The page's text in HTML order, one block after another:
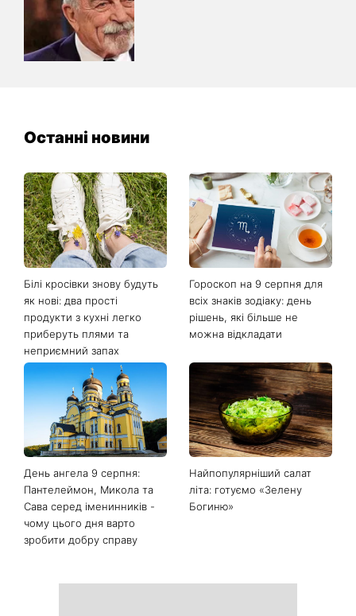
Останні новини
Білі кросівки знову будуть
як нові: два прості
продукти з кухні легко
приберуть плями та
неприємний запах
Гороскоп на 9 серпня для
всіх знаків зодіаку: день
рішень, які більше не
можна відкладати
День ангела 9 серпня:
Пантелеймон, Микола та
Сава серед іменинників -
чому цього дня варто
зробити добру справу
Найпопулярніший салат
літа: готуємо «Зелену
Богиню»